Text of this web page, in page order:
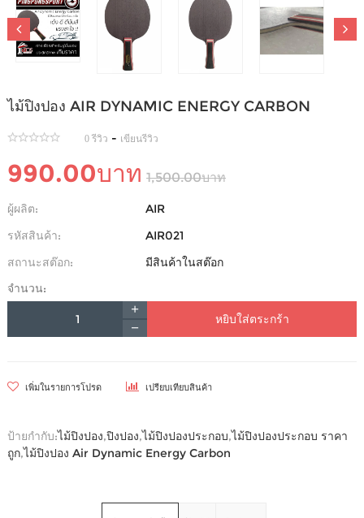
ไม้ปิงปอง AIR DYNAMIC ENERGY CARBON
0 รีวิว - เขียนรีวิว
990.00บาท 1,500.00บาท
ผู้ผลิต:
AIR
รหัสสินค้า:
AIR021
สถานะสต๊อก:
มีสินค้าในสต๊อก
จำนวน:
หยิบใส่ตระกร้า
เพิ่มในรายการโปรด เปรียบเทียบสินค้า
ป้ายกำกับ:ไม้ปิงปอง,ปิงปอง,ไม้ปิงปองประกอบ,ไม้ปิงปองประกอบ ราคา
ถูก,ไม้ปิงปอง Air Dynamic Energy Carbon